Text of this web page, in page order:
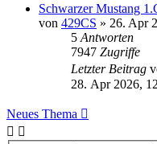
Schwarzer Mustang
von 429CS » 26. Apr
5 Antworten
7947 Zugriffe
Letzter Beitrag
28. Apr 2026,
Neues Thema